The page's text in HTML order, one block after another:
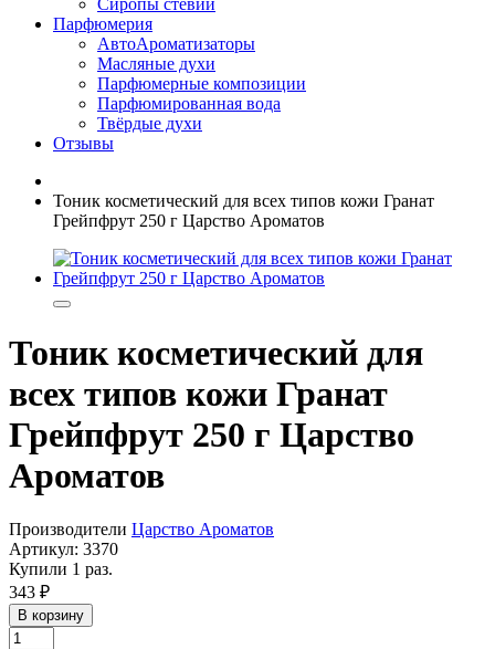
Сиропы стевии
Парфюмерия
АвтоАроматизаторы
Масляные духи
Парфюмерные композиции
Парфюмированная вода
Твёрдые духи
Отзывы
Тоник косметический для всех типов кожи Гранат
Грейпфрут 250 г Царство Ароматов
Тоник косметический для
всех типов кожи Гранат
Грейпфрут 250 г Царство
Ароматов
Производители Царство Ароматов
Артикул: 3370
Купили 1 раз.
343 ₽
В корзину